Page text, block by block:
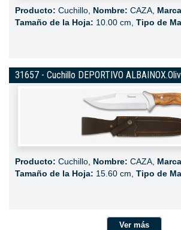
Producto: Cuchillo, Nombre: CAZA,
Tamaño de la Hoja: 10.00 cm, Tipo de
31657 - Cuchillo DEPORTIVO
Producto: Cuchillo, Nombre: CAZA,
Tamaño de la Hoja: 15.60 cm, Tipo de
Ver más